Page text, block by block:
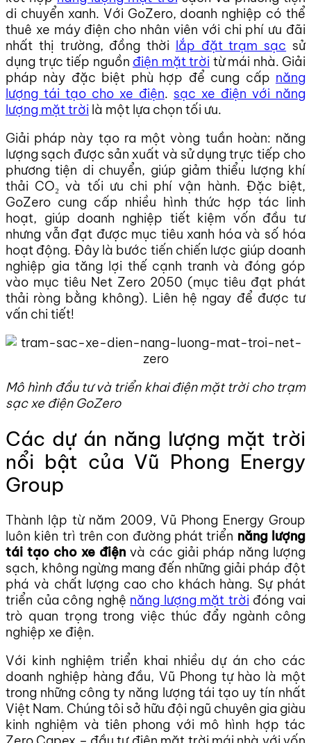
di chuyển xanh. Với GoZero, doanh nghiệp có thể
thuê xe máy điện cho nhân viên với chi phí ưu đãi
nhất thị trường, đồng thời lắp đặt trạm sạc sử
dụng trực tiếp nguồn điện mặt trời từ mái nhà. Giải
pháp này đặc biệt phù hợp để cung cấp năng
lượng tái tạo cho xe điện. sạc xe điện với năng
lượng mặt trời là một lựa chọn tối ưu.
Giải pháp này tạo ra một vòng tuần hoàn: năng
lượng sạch được sản xuất và sử dụng trực tiếp cho
phương tiện di chuyển, giúp giảm thiểu lượng khí
thải CO₂ và tối ưu chi phí vận hành. Đặc biệt,
GoZero cung cấp nhiều hình thức hợp tác linh
hoạt, giúp doanh nghiệp tiết kiệm vốn đầu tư
nhưng vẫn đạt được mục tiêu xanh hóa và số hóa
hoạt động. Đây là bước tiến chiến lược giúp doanh
nghiệp gia tăng lợi thế cạnh tranh và đóng góp
vào mục tiêu Net Zero 2050 (mục tiêu đạt phát
thải ròng bằng không). Liên hệ ngay để được tư
vấn chi tiết!
Mô hình đầu tư và triển khai điện mặt trời cho trạm
sạc xe điện GoZero
Các dự án năng lượng mặt trời
nổi bật của Vũ Phong Energy
Group
Thành lập từ năm 2009, Vũ Phong Energy Group
luôn kiên trì trên con đường phát triển năng lượng
tái tạo cho xe điện và các giải pháp năng lượng
sạch, không ngừng mang đến những giải pháp đột
phá và chất lượng cao cho khách hàng. Sự phát
triển của công nghệ năng lượng mặt trời đóng vai
trò quan trọng trong việc thúc đẩy ngành công
nghiệp xe điện.
Với kinh nghiệm triển khai nhiều dự án cho các
doanh nghiệp hàng đầu, Vũ Phong tự hào là một
trong những công ty năng lượng tái tạo uy tín nhất
Việt Nam. Chúng tôi sở hữu đội ngũ chuyên gia giàu
kinh nghiệm và tiên phong với mô hình hợp tác